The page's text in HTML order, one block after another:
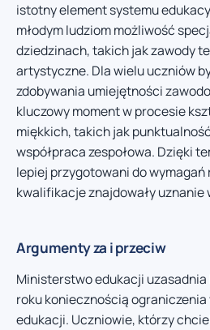
istotny element systemu
młodym ludziom możliwość
dziedzinach, takich jak zawody
artystyczne. Dla wielu uczniów
zdobywania umiejętności
kluczowy moment w procesie
miękkich, takich jak
współpraca zespołowa. Dzięki
lepiej przygotowani do wymagań
kwalifikacje znajdowały
Argumenty za i przeciw
Ministerstwo edukacji
roku koniecznością
edukacji. Uczniowie, którzy